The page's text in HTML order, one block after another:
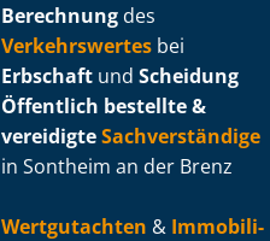
Berechnung des
Verkehrswertes bei
Erbschaft und Scheidung
Öffentlich bestellte &
vereidigteSachverständige
in Sontheim an der Brenz
Wertgutachten & Im­mo­bi­li­